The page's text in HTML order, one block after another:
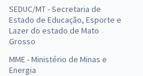
SEDUC/MT - Secretaria de
Estado de Educação, Esporte e
Lazer do estado de Mato
Grosso
MME - Ministério de Minas e
Energia